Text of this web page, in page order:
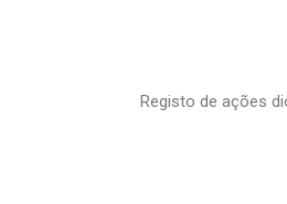
Registo de ações